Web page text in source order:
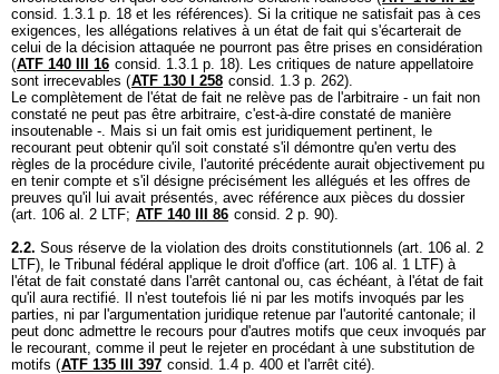
consid. 1.3.1 p. 18 et les références). Si la critique ne satisfait pas à ces
exigences, les allégations relatives à un état de fait qui s'écarterait de
celui de la décision attaquée ne pourront pas être prises en considération
(ATF 140 III 16 consid. 1.3.1 p. 18). Les critiques de nature appellatoire
sont irrecevables (ATF 130 I 258 consid. 1.3 p. 262).
Le complètement de l'état de fait ne relève pas de l'arbitraire - un fait non
constaté ne peut pas être arbitraire, c'est-à-dire constaté de manière
insoutenable -. Mais si un fait omis est juridiquement pertinent, le
recourant peut obtenir qu'il soit constaté s'il démontre qu'en vertu des
règles de la procédure civile, l'autorité précédente aurait objectivement pu
en tenir compte et s'il désigne précisément les allégués et les offres de
preuves qu'il lui avait présentés, avec référence aux pièces du dossier
(art. 106 al. 2 LTF; ATF 140 III 86 consid. 2 p. 90).
2.2. Sous réserve de la violation des droits constitutionnels (art. 106 al. 2
LTF), le Tribunal fédéral applique le droit d'office (art. 106 al. 1 LTF) à
l'état de fait constaté dans l'arrêt cantonal ou, cas échéant, à l'état de fait
qu'il aura rectifié. Il n'est toutefois lié ni par les motifs invoqués par les
parties, ni par l'argumentation juridique retenue par l'autorité cantonale; il
peut donc admettre le recours pour d'autres motifs que ceux invoqués par
le recourant, comme il peut le rejeter en procédant à une substitution de
motifs (ATF 135 III 397 consid. 1.4 p. 400 et l'arrêt cité).